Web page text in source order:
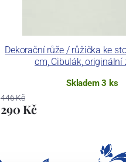
Dekorační růže / růžička ke
cm, Cibulák, originální
Skladem 3 ks
446 Kč
290 Kč